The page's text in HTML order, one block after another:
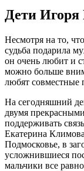
Дети Игоря
Несмотря на то,
судьба подарила
он очень любит и
можно больше
любят совместные
На сегодняшний
двумя
поддерживать
Екатерина
Подмосковье, в
усложнившиеся
мальчики все